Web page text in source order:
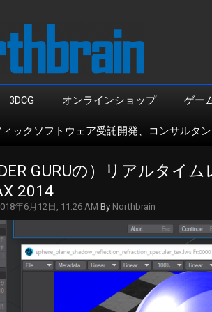
3DCG オンラインショップ ゲー
ックソフトウェア受託開発、コンサルタン
GURUの）リアルタイ
2014
年6月12日, 11:26 AM By Northbrain